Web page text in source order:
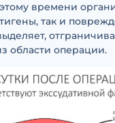
времени
так и
области операции.